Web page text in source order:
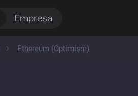
Empresa
Ethereum (Optimism)